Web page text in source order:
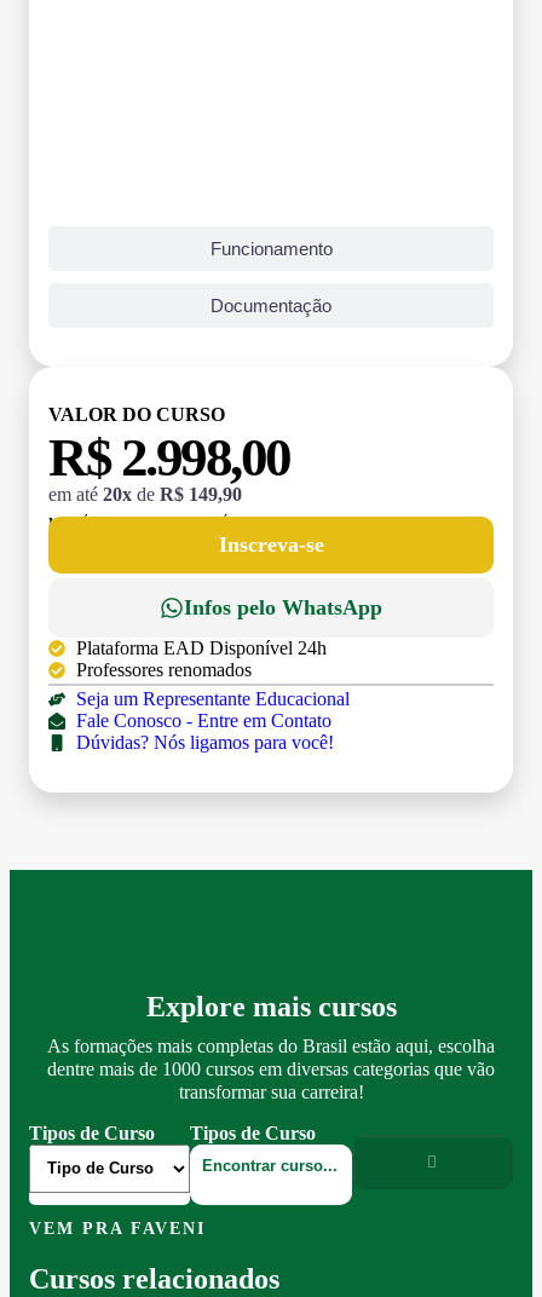
Funcionamento
Documentação
VALOR DO CURSO
R$ 2.998,00
em até 20x de R$ 149,90
MATRÍCULA:
Inscreva-se
Infos pelo WhatsApp
Plataforma EAD Disponível 24h
Professores renomados
Seja um Representante Educacional
Fale Conosco - Entre em Contato
Dúvidas? Nós ligamos para você!
Explore mais cursos
As formações mais completas do Brasil estão aqui, escolha
dentre mais de 1000 cursos em diversas categorias que vão
transformar sua carreira!
Tipos de Curso
Tipos de Curso
VEM PRA FAVENI
Cursos relacionados